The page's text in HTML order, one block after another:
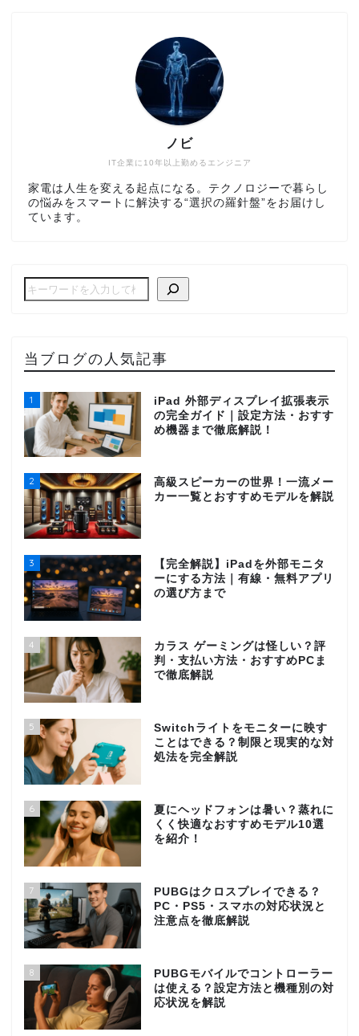
IT企業に10年以上勤めるエンジニア
ノビ
家電は人生を変える起点になる。テクノロジーで暮らし
の悩みをスマートに解決する“選択の羅針盤”をお届けし
ています。
当ブログの人気記事
1
iPad 外部ディスプレイ拡張表示
の完全ガイド｜設定方法・おすす
め機器まで徹底解説！
2
高級スピーカーの世界！一流メー
カー一覧とおすすめモデルを解説
3
【完全解説】iPadを外部モニタ
ーにする方法｜有線・無料アプリ
の選び方まで
4
カラス ゲーミングは怪しい？評
判・支払い方法・おすすめPCま
で徹底解説
5
Switchライトをモニターに映す
ことはできる？制限と現実的な対
処法を完全解説
6
夏にヘッドフォンは暑い？蒸れに
くく快適なおすすめモデル10選
を紹介！
7
PUBGはクロスプレイできる？
PC・PS5・スマホの対応状況と
注意点を徹底解説
8
PUBGモバイルでコントローラー
は使える？設定方法と機種別の対
応状況を解説